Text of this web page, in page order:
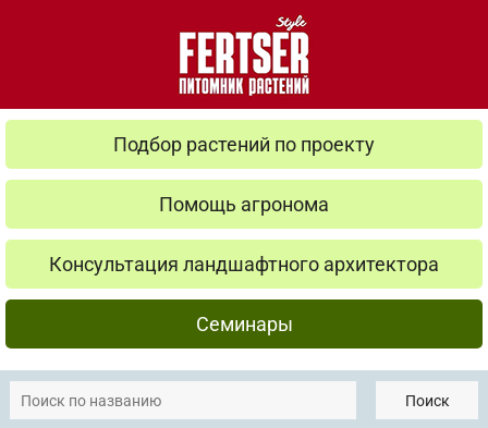
Подбор растений по проекту
Помощь агронома
Консультация ландшафтного архитектора
Семинары
Поиск